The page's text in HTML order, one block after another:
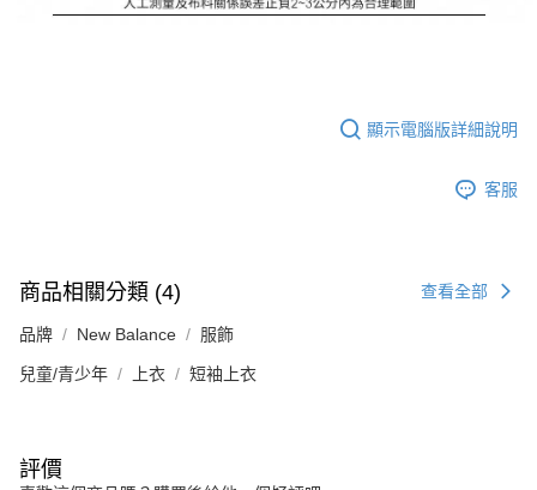
顯示電腦版詳細說明
客服
商品相關分類 (4) 查看全部
品牌 New Balance 服飾
兒童/青少年 上衣 短袖上衣
評價